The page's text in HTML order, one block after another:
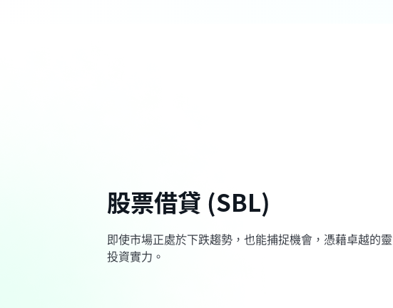
股票借貸 (SBL)
即使市場正處於下跌趨勢，也能捕捉機會，憑藉卓越的
投資實力。